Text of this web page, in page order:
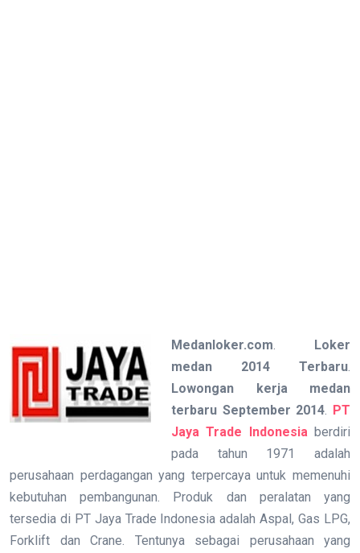
Medanloker.com
Loker
medan 2014 Terbaru
Lowongan kerja medan
terbaru September 2014 PT
Jaya Trade Indonesia berdiri
pada tahun 1971 adalah
perusahaan perdagangan yang terpercaya untuk memenuhi
kebutuhan pembangunan. Produk dan peralatan yang
tersedia di PT Jaya Trade Indonesia adalah Aspal, Gas LPG,
Forklift dan Crane. Tentunya sebagai perusahaan yang